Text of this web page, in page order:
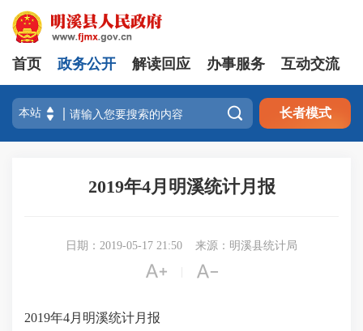
首页 政务公开 解读回应 办事服务 互动交流
 长者模式
2019年4月明溪统计月报
日期：2019-05-17 21:50 来源：明溪县统计局
 
2019年4月明溪统计月报